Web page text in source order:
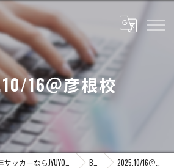
16＠彦根校
Blog 2025.10/16＠彦根校